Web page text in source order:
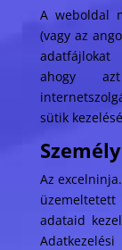
A weboldal
(vagy az
ahogy
sütik
Az
adataid